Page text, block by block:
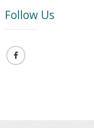
Follow Us